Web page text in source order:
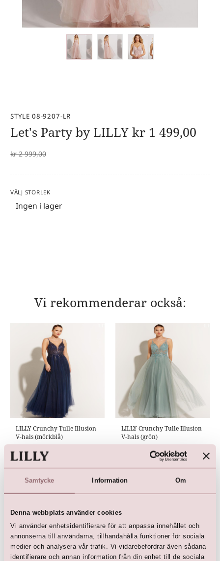
Samtycke Information Om
Denna webbplats använder cookies
Vi använder enhetsidentifierare för att anpassa innehållet och
annonserna till användarna, tillhandahålla funktioner för sociala
medier och analysera vår trafik. Vi vidarebefordrar även sådana
identifierare och annan information från din enhet till de sociala
STYLE 08-9207-LR
Let's Party by LILLY kr 1 499,00
kr 2 999,00
VÄLJ STORLEK
Ingen i lager
Vi rekommenderar också:
LILLY Crunchy Tulle Illusion
V-hals (mörkblå)
kr 4 499,00
LILLY Crunchy Tulle Illusion
V-hals (grön)
4 499,00